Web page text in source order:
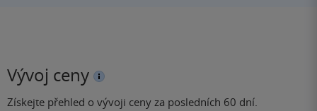
Vývoj ceny
Získejte přehled o vývoji ceny za posledních 60 dní.